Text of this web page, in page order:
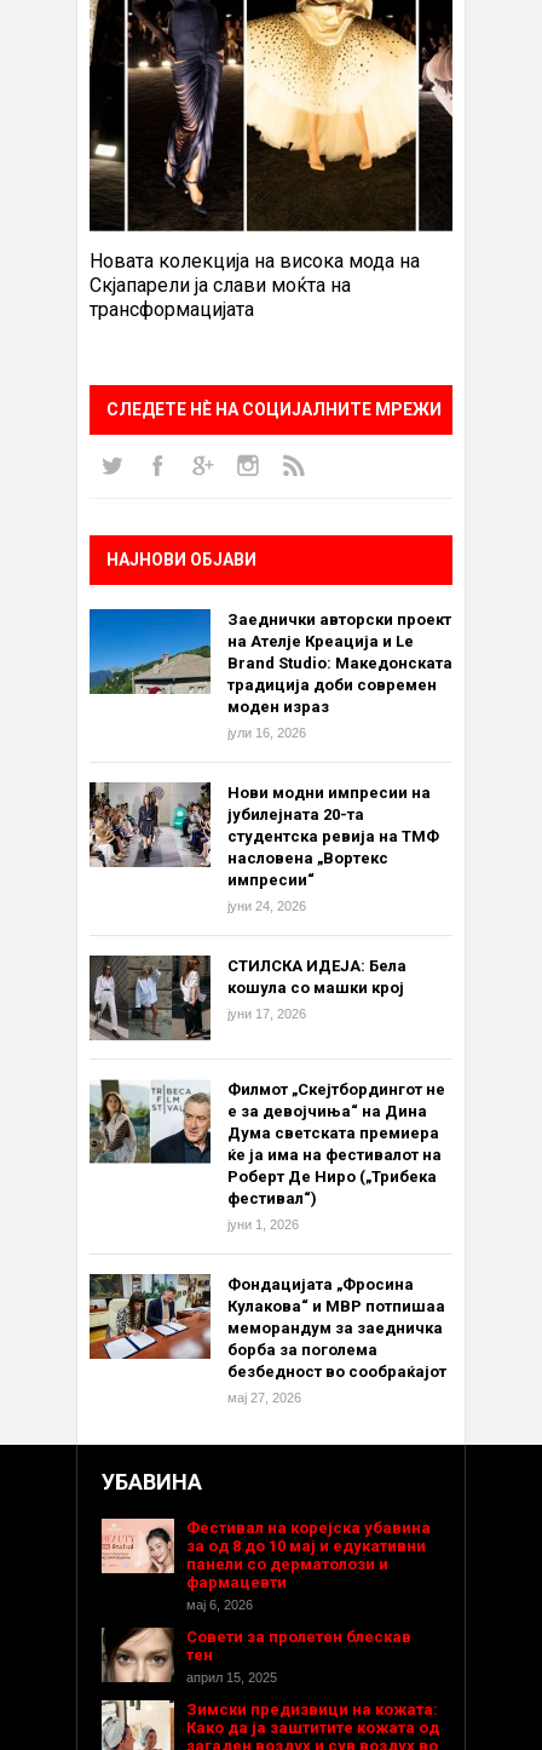
Новата колекција на висока мода на
Скјапарели ја слави моќта на
трансформацијата
СЛЕДЕТЕ НÈ НА СОЦИЈАЛНИТЕ МРЕЖИ
НАЈНОВИ ОБЈАВИ
Заеднички авторски проект
на Ателје Креација и Le
Brand Studio: Македонската
традиција доби современ
моден израз
јули 16, 2026
Нови модни импресии на
јубилејната 20-та
студентска ревија на ТМФ
насловена „Вортекс
импресии“
јуни 24, 2026
СТИЛСКА ИДЕЈА: Бела
кошула со машки крој
јуни 17, 2026
Филмот „Скејтбордингот не
е за девојчиња“ на Дина
Дума светската премиера
ќе ја има на фестивалот на
Роберт Де Ниро („Трибека
фестивал“)
јуни 1, 2026
Фондацијата „Фросина
Кулакова“ и МВР потпишаа
меморандум за заедничка
борба за поголема
безбедност во сообраќајот
мај 27, 2026
УБАВИНА
Фестивал на корејска убавина
за од 8 до 10 мај и едукативни
панели со дерматолози и
фармацевти
мај 6, 2026
Совети за пролетен блескав
тен
април 15, 2025
Зимски предизвици на кожата:
Како да ја заштитите кожата од
загаден воздух и сув воздух во